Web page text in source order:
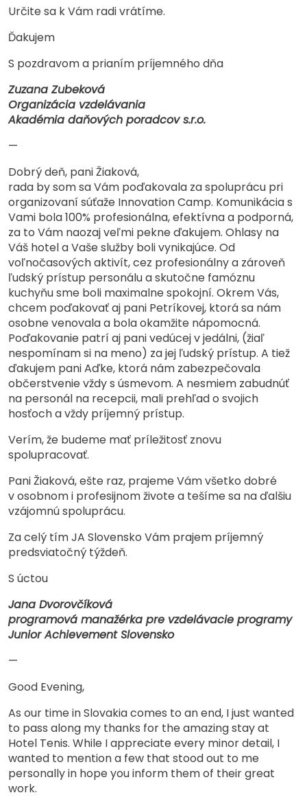
Určite sa k Vám radi vrátíme.
Ďakujem
S pozdravom a prianím príjemného dňa
Zuzana Zubeková
Organizácia vzdelávania
Akadémia daňových poradcov s.r.o.
—
Dobrý deň, pani Žiaková,
rada by som sa Vám poďakovala za spoluprácu pri
organizovaní súťaže Innovation Camp. Komunikácia s
Vami bola 100% profesionálna, efektívna a podporná,
za to Vám naozaj veľmi pekne ďakujem. Ohlasy na
Váš hotel a Vaše služby boli vynikajúce. Od
voľnočasových aktivít, cez profesionálny a zároveň
ľudský prístup personálu a skutočne famóznu
kuchyňu sme boli maximalne spokojní. Okrem Vás,
chcem poďakovať aj pani Petríkovej, ktorá sa nám
osobne venovala a bola okamžite nápomocná.
Poďakovanie patrí aj pani vedúcej v jedálni, (žiaľ
nespomínam si na meno) za jej ľudský prístup. A tiež
ďakujem pani Aďke, ktorá nám zabezpečovala
občerstvenie vždy s úsmevom. A nesmiem zabudnúť
na personál na recepcii, mali prehľad o svojich
hosťoch a vždy príjemný prístup.
Verím, že budeme mať príležitosť znovu
spolupracovať.
Pani Žiaková, ešte raz, prajeme Vám všetko dobré
v osobnom i profesijnom živote a tešíme sa na ďalšiu
vzájomnú spoluprácu.
Za celý tím JA Slovensko Vám prajem príjemný
predsviatočný týždeň.
S úctou
Jana Dvorovčíková
programová manažérka pre vzdelávacie programy
Junior Achievement Slovensko
—
Good Evening,
As our time in Slovakia comes to an end, I just wanted
to pass along my thanks for the amazing stay at
Hotel Tenis. While I appreciate every minor detail, I
wanted to mention a few that stood out to me
personally in hope you inform them of their great
work.